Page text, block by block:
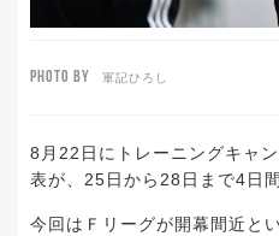
PHOTO BY 軍記ひろし
8月22日にトレーニングキャ
表が、25日から28日まで4日
今回はＦリーグが開幕間近と